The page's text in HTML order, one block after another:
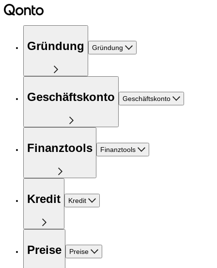
Gründung Gründung
Geschäftskonto Geschäftskonto
Finanztools Finanztools
Kredit Kredit
Preise Preise